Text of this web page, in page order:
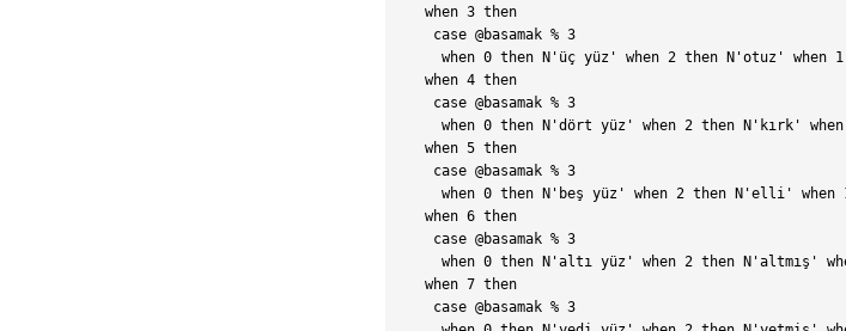
  when 3 then
   case @basamak % 3
when 0 then N'üç yüz' when 2 then N'otuz' when
  when 4 then
   case @basamak % 3
when 0 then N'dört yüz' when 2 then N'kırk'
  when 5 then
   case @basamak % 3
when 0 then N'beş yüz' when 2 then N'elli' when
  when 6 then
   case @basamak % 3
when 0 then N'altı yüz' when 2 then N'altmış'
  when 7 then
   case @basamak % 3